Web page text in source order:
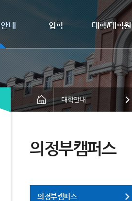
내 입학 대학/대학원
대학안내
의정부캠퍼스
의정부캠퍼스